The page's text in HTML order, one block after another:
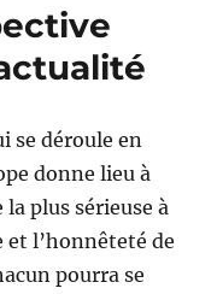
les
se déroule en
donne lieu à
plus sérieuse à
et l’honnêteté de
pourra se